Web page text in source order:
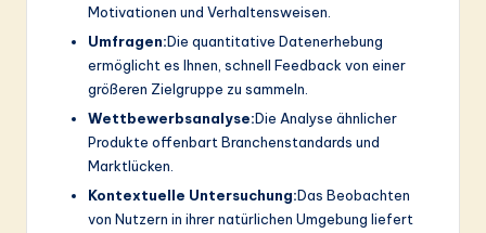
Motivationen und Verhaltensweisen.
Umfragen:Die quantitative Datenerhebung
ermöglicht es Ihnen, schnell Feedback von einer
größeren Zielgruppe zu sammeln.
Wettbewerbsanalyse:Die Analyse ähnlicher
Produkte offenbart Branchenstandards und
Marktlücken.
Kontextuelle Untersuchung:Das Beobachten
von Nutzern in ihrer natürlichen Umgebung liefert